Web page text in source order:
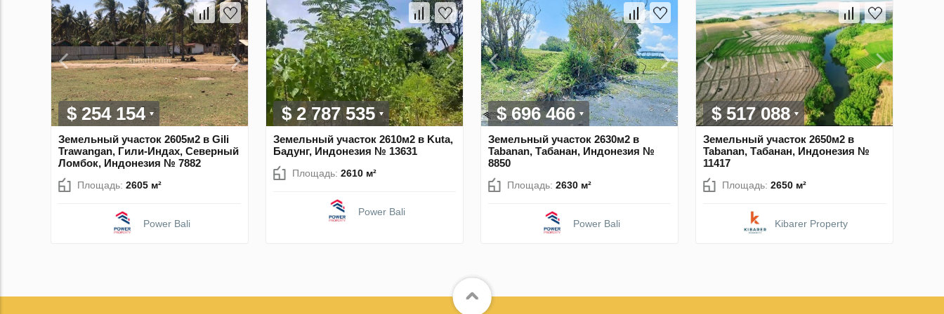
$ 254 154
Земельный участок 2605м2 в Gili
Trawangan, Гили-Индах, Северный
Ломбок, Индонезия № 7882
Площадь: 2605 м²
Power Bali
$ 2 787 535
Земельный участок 2610м2 в Kuta,
Бадунг, Индонезия № 13631
Площадь: 2610 м²
Power Bali
$ 696 466
Земельный участок 2630м2 в
Tabanan, Табанан, Индонезия №
8850
Площадь: 2630 м²
Power Bali
$ 517 088
Земельный участок 2650м2 в
Tabanan, Табанан, Индонезия №
11417
Площадь: 2650 м²
Kibarer Property